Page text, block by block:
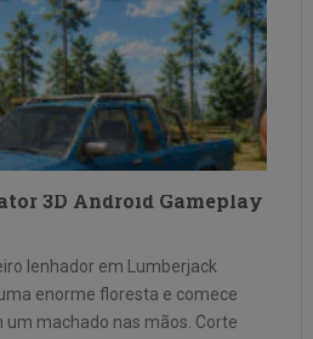
3D Android Gameplay
lenhador em Lumberjack
enorme floresta e comece
um machado nas mãos. Corte